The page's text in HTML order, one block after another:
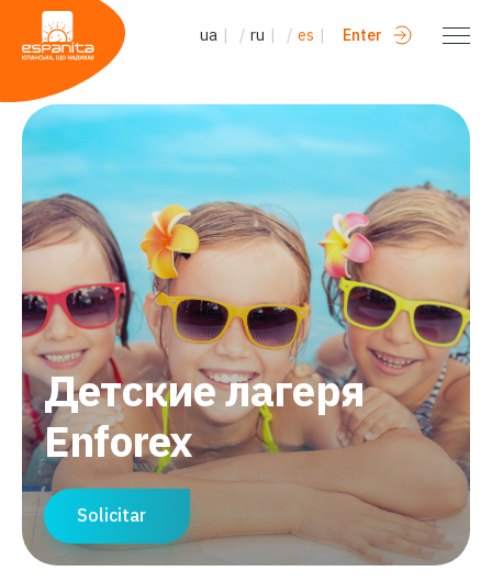
ua | / ru | / es | Enter
Детские лагеря
Enforex
Solicitar